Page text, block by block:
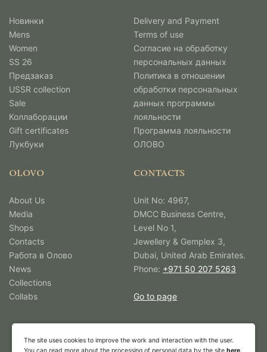
The site uses cookies to improve the work and interaction with the user.
Новинки
Mens
Women
SS 26
Предзаказ
USSR collection
Sale
Коллаборации
Gift certificates
Лукбуки
Delivery and Payment
Terms of use
Согласие на обработку
персональных данных
Политика в отношении
обработки персональных
данных программы
лояльности
Программа лояльности
ОЛОВО
OLOVO
About Us
Media
Shops
Contacts
Работа в Олово
News
Collections
Collabs
CONTACTS
Unit No: 4967,
DMCC Business Centre,
Level No 1,
Jewellery & Gemplex 3,
Dubai, United Arab Emirates.
Phone: +971 50 207 5263
Go to page